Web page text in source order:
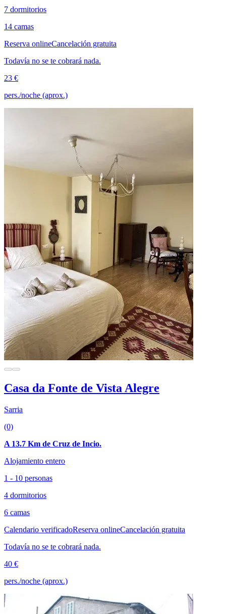
7 dormitorios
14 camas
Reserva onlineCancelación gratuita
Todavía no se te cobrará nada.
23 €
pers./noche (aprox.)
Casa da Fonte de Vista Alegre
Sarria
(0)
A 13.7 Km de Cruz de Incio.
Alojamiento entero
1 - 10 personas
4 dormitorios
6 camas
Calendario verificadoReserva onlineCancelación gratuita
Todavía no se te cobrará nada.
40 €
pers./noche (aprox.)